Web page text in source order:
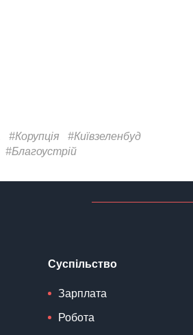
#Корупція
#Київзеленбуд
#Благоустрій
Суспільство
Зарплата
Робота